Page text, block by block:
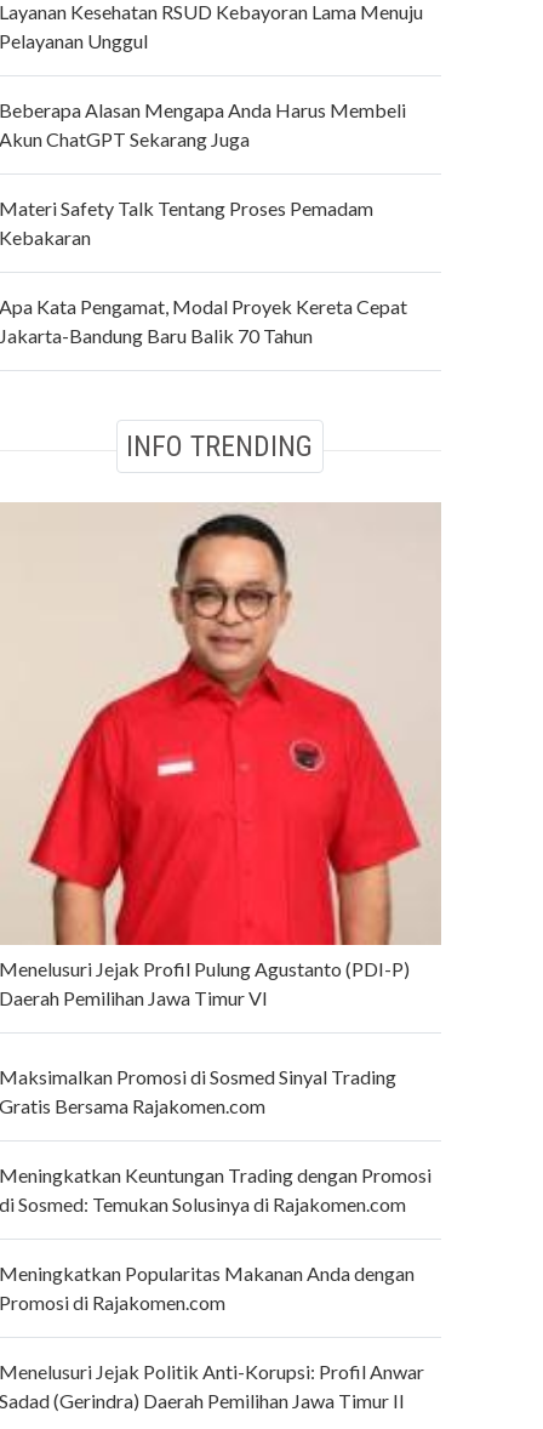
Kesehatan RSUD Kebayoran Lama Menuju
Unggul
Alasan Mengapa Anda Harus Membeli
ChatGPT Sekarang Juga
Safety Talk Tentang Proses Pemadam
Kata Pengamat, Modal Proyek Kereta Cepat
Bandung Baru Balik 70 Tahun
INFO TRENDING
Jejak Profil Pulung Agustanto (PDI-P)
Pemilihan Jawa Timur VI
Promosi di Sosmed Sinyal Trading
Bersama Rajakomen.com
Keuntungan Trading dengan Promosi
Sosmed: Temukan Solusinya di Rajakomen.com
Popularitas Makanan Anda dengan
di Rajakomen.com
Jejak Politik Anti-Korupsi: Profil Anwar
(Gerindra) Daerah Pemilihan Jawa Timur II